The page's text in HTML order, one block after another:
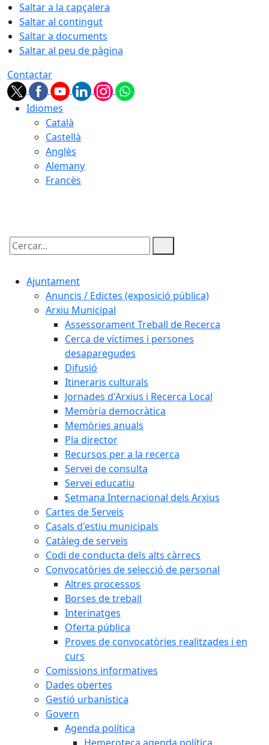
Saltar a la capçalera
Saltar al contingut
Saltar a documents
Saltar al peu de pàgina
Contactar
Idiomes
Català
Castellà
Anglès
Alemany
Francès
Cercar:
Ajuntament
Anuncis / Edictes (exposició pública)
Arxiu Municipal
Assessorament Treball de Recerca
Cerca de víctimes i persones
desaparegudes
Difusió
Itineraris culturals
Jornades d'Arxius i Recerca Local
Memòria democràtica
Memòries anuals
Pla director
Recursos per a la recerca
Servei de consulta
Servei educatiu
Setmana Internacional dels Arxius
Cartes de Serveis
Casals d'estiu municipals
Catàleg de serveis
Codi de conducta dels alts càrrecs
Convocatòries de selecció de personal
Altres processos
Borses de treball
Interinatges
Oferta pública
Proves de convocatòries realitzades i en
curs
Comissions informatives
Dades obertes
Gestió urbanística
Govern
Agenda política